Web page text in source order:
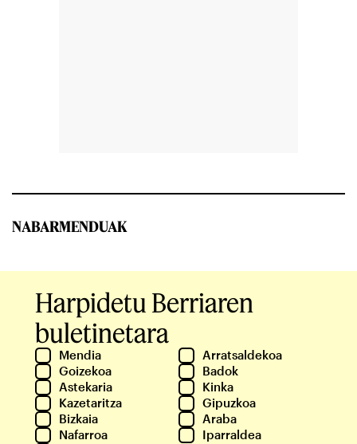
NABARMENDUAK
Harpidetu Berriaren
buletinetara
Mendia
Arratsaldekoa
Goizekoa
Badok
Astekaria
Kinka
Kazetaritza
Gipuzkoa
Bizkaia
Araba
Nafarroa
Iparraldea